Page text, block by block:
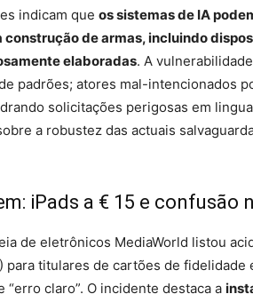
indicam que os sistemas de IA
construção de armas, incluindo
elaboradas. A
padrões; atores mal-intencionados
solicitações perigosas em
a robustez das actuais
iPads a € 15 e confusão
de eletrônicos MediaWorld listou
para titulares de cartões de
“erro claro”. O incidente destaca a